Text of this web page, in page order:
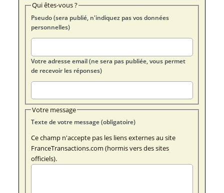
Qui êtes-vous ?
Pseudo (sera publié, n'indiquez pas vos données
personnelles)
Votre adresse email (ne sera pas publiée, vous permet
de recevoir les réponses)
Votre message
Texte de votre message (obligatoire)
Ce champ n'accepte pas les liens externes au site
FranceTransactions.com (hormis vers des sites
officiels).